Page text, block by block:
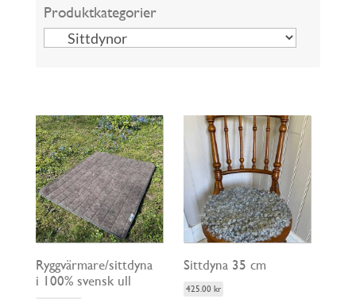
Produktkategorier
Ryggvärmare/sittdyna
i 100% svensk ull
Sittdyna 35 cm
425.00 kr